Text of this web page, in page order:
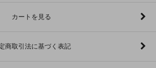
カートを見る
商取引法に基づく表記